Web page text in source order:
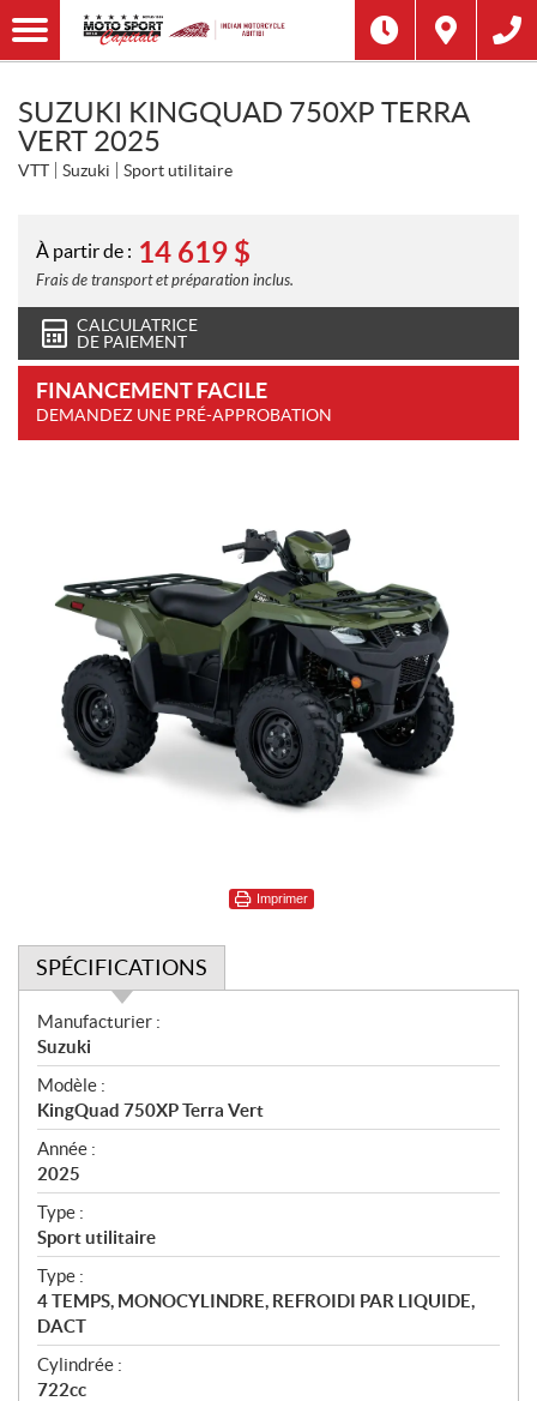
SUZUKI KINGQUAD 750XP TERRA
VERT 2025
VTT Suzuki Sport utilitaire
À partir de : 14 619 $
Frais de transport et préparation inclus.
CALCULATRICE
DE PAIEMENT
FINANCEMENT FACILE
DEMANDEZ UNE PRÉ-APPROBATION
Imprimer
SPÉCIFICATIONS
S
p
é
c
i
f
i
c
a
t
i
o
n
s
Manufacturier :
Suzuki
Modèle :
KingQuad 750XP Terra Vert
Année :
2025
Type :
Sport utilitaire
Type :
4 TEMPS, MONOCYLINDRE, REFROIDI PAR LIQUIDE,
DACT
Cylindrée :
722cc